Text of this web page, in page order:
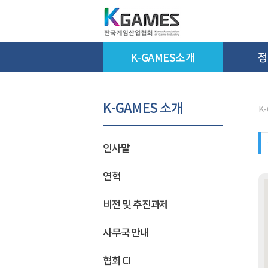
K-GAMES소개
K-GAMES 소개
인사말
연혁
비전 및 추진과제
사무국 안내
협회 CI